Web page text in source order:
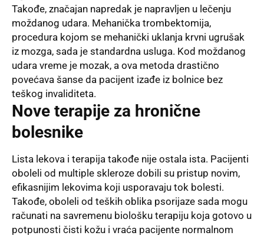
Takođe, značajan napredak je napravljen u lečenju
moždanog udara. Mehanička trombektomija,
procedura kojom se mehanički uklanja krvni ugrušak
iz mozga, sada je standardna usluga. Kod moždanog
udara vreme je mozak, a ova metoda drastično
povećava šanse da pacijent izađe iz bolnice bez
teškog invaliditeta.
Nove terapije za hronične
bolesnike
Lista lekova i terapija takođe nije ostala ista. Pacijenti
oboleli od multiple skleroze dobili su pristup novim,
efikasnijim lekovima koji usporavaju tok bolesti.
Takođe, oboleli od teških oblika psorijaze sada mogu
računati na savremenu biološku terapiju koja gotovo u
potpunosti čisti kožu i vraća pacijente normalnom